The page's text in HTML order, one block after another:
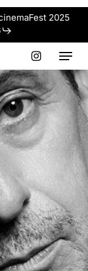
2025
Menu